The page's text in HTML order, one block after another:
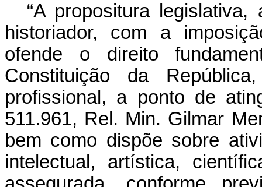
“A propositura
historiador, com a
ofende o direito
Constituição da
profissional, a ponto de
511.961, Rel. Min. Gilmar
bem como dispõe sobre
intelectual, artística,